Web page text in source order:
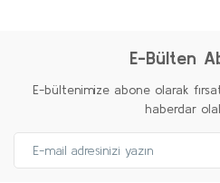
E-Bülten
E-bültenimize abone olarak
haberdar